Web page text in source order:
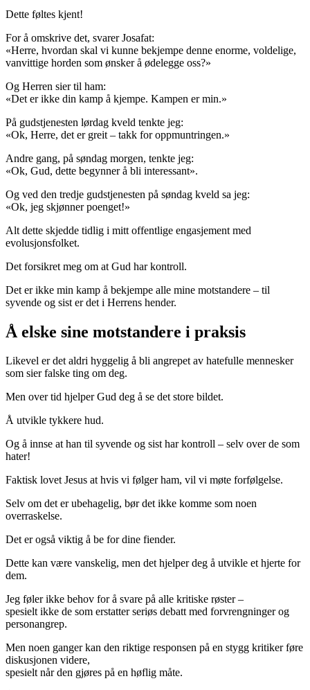
Dette føltes kjent!
For å omskrive det, svarer Josafat:
«Herre, hvordan skal vi kunne bekjempe denne enorme, voldelige,
vanvittige horden som ønsker å ødelegge oss?»
Og Herren sier til ham:
«Det er ikke din kamp å kjempe. Kampen er min.»
På gudstjenesten lørdag kveld tenkte jeg:
«Ok, Herre, det er greit – takk for oppmuntringen.»
Andre gang, på søndag morgen, tenkte jeg:
«Ok, Gud, dette begynner å bli interessant».
Og ved den tredje gudstjenesten på søndag kveld sa jeg:
«Ok, jeg skjønner poenget!»
Alt dette skjedde tidlig i mitt offentlige engasjement med
evolusjonsfolket.
Det forsikret meg om at Gud har kontroll.
Det er ikke min kamp å bekjempe alle mine motstandere – til
syvende og sist er det i Herrens hender.
Å elske sine motstandere i praksis
Likevel er det aldri hyggelig å bli angrepet av hatefulle mennesker
som sier falske ting om deg.
Men over tid hjelper Gud deg å se det store bildet.
Å utvikle tykkere hud.
Og å innse at han til syvende og sist har kontroll – selv over de som
hater!
Faktisk lovet Jesus at hvis vi følger ham, vil vi møte forfølgelse.
Selv om det er ubehagelig, bør det ikke komme som noen
overraskelse.
Det er også viktig å be for dine fiender.
Dette kan være vanskelig, men det hjelper deg å utvikle et hjerte for
dem.
Jeg føler ikke behov for å svare på alle kritiske røster –
spesielt ikke de som erstatter seriøs debatt med forvrengninger og
personangrep.
Men noen ganger kan den riktige responsen på en stygg kritiker føre
diskusjonen videre,
spesielt når den gjøres på en høflig måte.